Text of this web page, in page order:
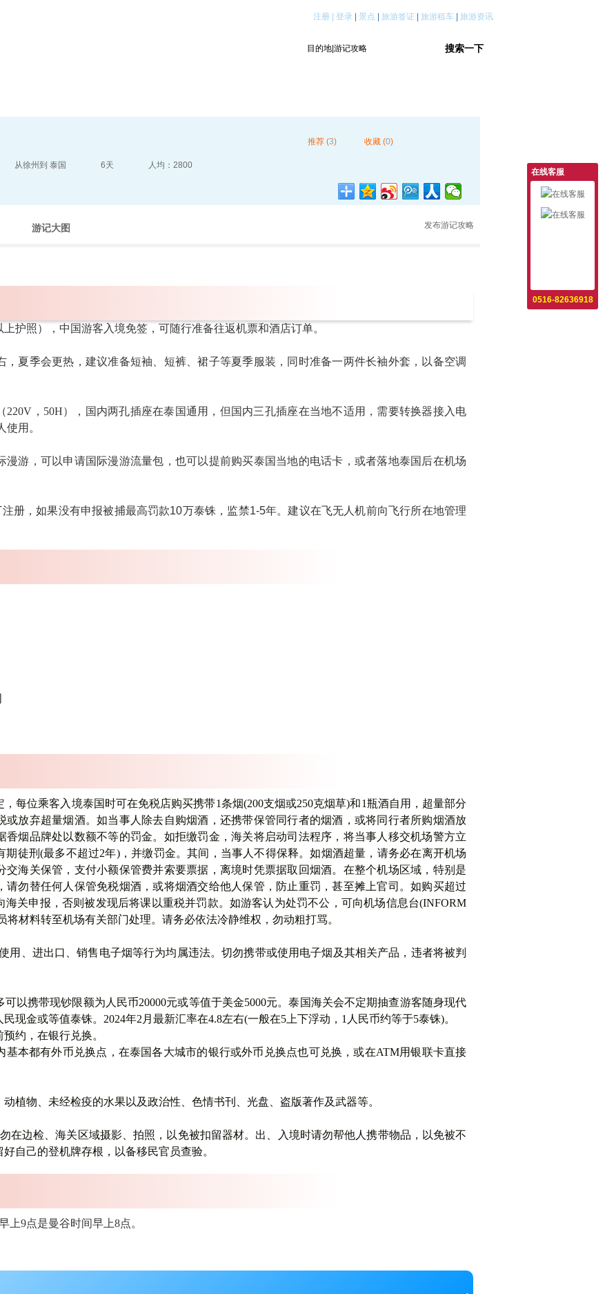
注册 登录 景点 旅游签证 旅游租车 旅游资讯
推荐 (3) 收藏 (0)
从徐州到 泰国 6天 人均：2800
游记大图 发布游记攻略
护照），中国游客入境免签，可随行准备往返机票和酒店订单。
，夏季会更热，建议准备短袖、短裤、裙子等夏季服装，同时准备一两件长袖外套，以备空调
，50H）， 国内两孔插座在泰国通用 ，但国内三孔插座在当地不适用，需要转换器接入电
用。
漫游，可以申请国际漫游流量包，也可以提前购买泰国当地的电话卡，或者落地泰国后在机场
册，如果没有申报被捕最高罚款10万泰铢，监禁1-5年。建议在飞无人机前向飞行所在地管理
，每位乘客入境泰国时可在免税店购买携带1条烟(200支烟或250克烟草)和1瓶酒自用，超量部分
或放弃超量烟酒。如当事人除去自购烟酒，还携带保管同行者的烟酒，或将同行者所购烟酒放
香烟品牌处以数额不等的罚金。如拒缴罚金，海关将启动司法程序，将当事人移交机场警方立
徒刑(最多不超过2年)，并缴罚金。其间，当事人不得保释。如烟酒超量，请务必在离开机场
交海关保管，支付小额保管费并索要票据，离境时凭票据取回烟酒。在整个机场区域，特别是
请勿替任何人保管免税烟酒，或将烟酒交给他人保管，防止重罚，甚至摊上官司。如购买超过
关申报，否则被发现后将课以重税并罚款。如游客认为处罚不公，可向机场信息台(INFORM
材料转至机场有关部门处理。请务必依法冷静维权，勿动粗打骂。
用、进出口、销售电子烟等行为均属违法。切勿携带或使用电子烟及其相关产品，违者将被判
可以携带现钞限额为人民币20000元或等值于美金5000元。泰国海关会不定期抽查游客随身现代
现金或等值泰铢。2024年2月最新汇率在4.8左右(一般在5上下浮动，1人民币约等于5泰铢)。
约，在银行兑换。
本都有外币兑换点，在泰国各大城市的银行或外币兑换点也可兑换，或在ATM用银联卡直接
动植物、未经检疫的水果以及政治性、色情书刊、光盘、盗版著作及武器等。
在边检、海关区域摄影、拍照 ，以免被扣留器材。出、入境时请勿帮他人携带物品 ，以免被不
好自己的登机牌存根 ，以备移民官员查验。
上9点是曼谷时间早上8点。
在线客服
0516-82636918